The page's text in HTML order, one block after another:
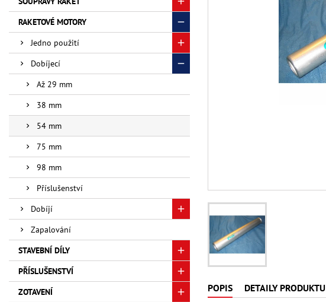
RAKETOVÉ MOTORY
Jedno použití
Dobíjecí
Až 29 mm
38 mm
54 mm
75 mm
98 mm
Příslušenství
Dobíjí
Zapalování
STAVEBNÍ DÍLY
PŘÍSLUŠENSTVÍ
ZOTAVENÍ
POPIS DETAILY PRODUKTU